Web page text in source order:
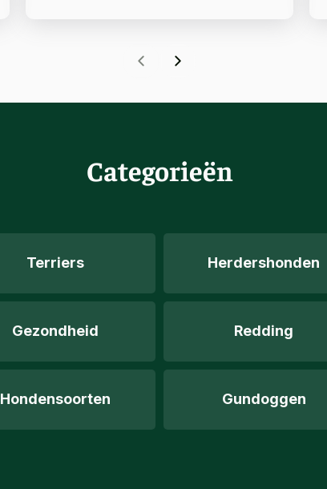
Categorieën
Terriers Herdershonden
Gezondheid Redding
Hondensoorten Gundoggen